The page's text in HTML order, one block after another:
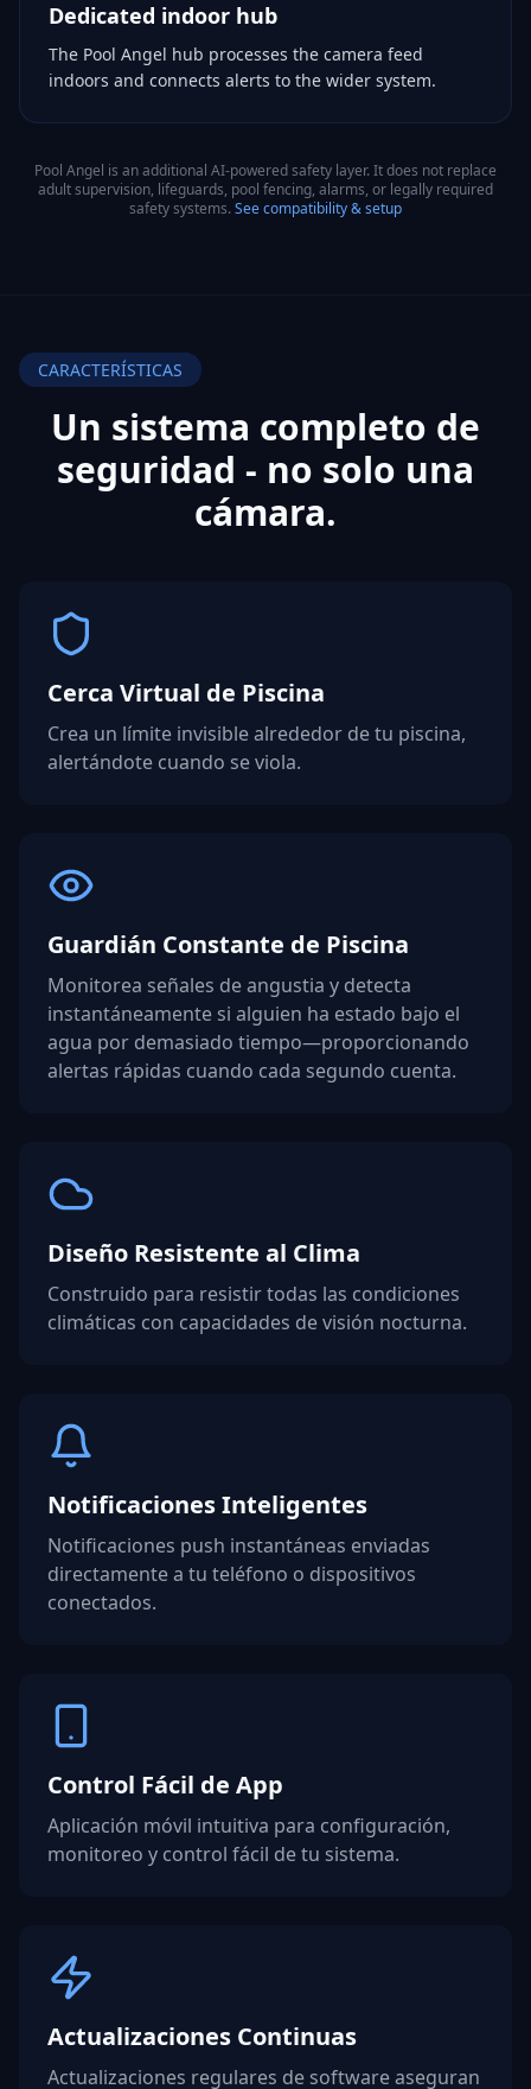
Dedicated indoor hub
The Pool Angel hub processes the camera feed
indoors and connects alerts to the wider system.
Pool Angel is an additional AI-powered safety layer. It does not replace
adult supervision, lifeguards, pool fencing, alarms, or legally required
safety systems. See compatibility & setup
CARACTERÍSTICAS
Un sistema completo de
seguridad - no solo una
cámara.
Cerca Virtual de Piscina
Crea un límite invisible alrededor de tu piscina,
alertándote cuando se viola.
Guardián Constante de Piscina
Monitorea señales de angustia y detecta
instantáneamente si alguien ha estado bajo el
agua por demasiado tiempo—proporcionando
alertas rápidas cuando cada segundo cuenta.
Diseño Resistente al Clima
Construido para resistir todas las condiciones
climáticas con capacidades de visión nocturna.
Notificaciones Inteligentes
Notificaciones push instantáneas enviadas
directamente a tu teléfono o dispositivos
conectados.
Control Fácil de App
Aplicación móvil intuitiva para configuración,
monitoreo y control fácil de tu sistema.
Actualizaciones Continuas
Actualizaciones regulares de software aseguran